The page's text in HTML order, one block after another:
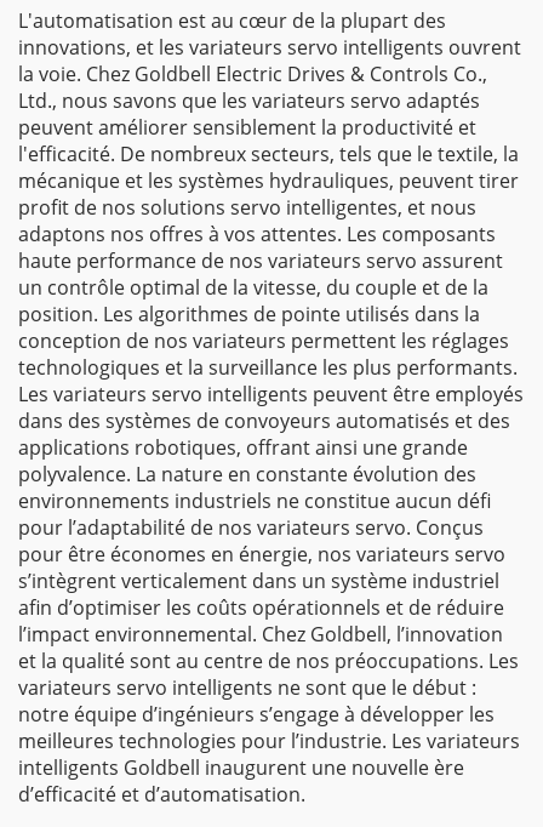
L'automatisation est au cœur de la plupart des
innovations, et les variateurs servo intelligents ouvrent
la voie. Chez Goldbell Electric Drives & Controls Co.,
Ltd., nous savons que les variateurs servo adaptés
peuvent améliorer sensiblement la productivité et
l'efficacité. De nombreux secteurs, tels que le textile, la
mécanique et les systèmes hydrauliques, peuvent tirer
profit de nos solutions servo intelligentes, et nous
adaptons nos offres à vos attentes. Les composants
haute performance de nos variateurs servo assurent
un contrôle optimal de la vitesse, du couple et de la
position. Les algorithmes de pointe utilisés dans la
conception de nos variateurs permettent les réglages
technologiques et la surveillance les plus performants.
Les variateurs servo intelligents peuvent être employés
dans des systèmes de convoyeurs automatisés et des
applications robotiques, offrant ainsi une grande
polyvalence. La nature en constante évolution des
environnements industriels ne constitue aucun défi
pour l’adaptabilité de nos variateurs servo. Conçus
pour être économes en énergie, nos variateurs servo
s’intègrent verticalement dans un système industriel
afin d’optimiser les coûts opérationnels et de réduire
l’impact environnemental. Chez Goldbell, l’innovation
et la qualité sont au centre de nos préoccupations. Les
variateurs servo intelligents ne sont que le début :
notre équipe d’ingénieurs s’engage à développer les
meilleures technologies pour l’industrie. Les variateurs
intelligents Goldbell inaugurent une nouvelle ère
d’efficacité et d’automatisation.